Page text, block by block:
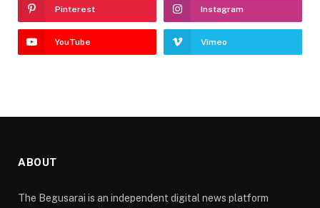
Pinterest Instagram
YouTube Vimeo
ABOUT
The Begusarai is an independent digital news platform